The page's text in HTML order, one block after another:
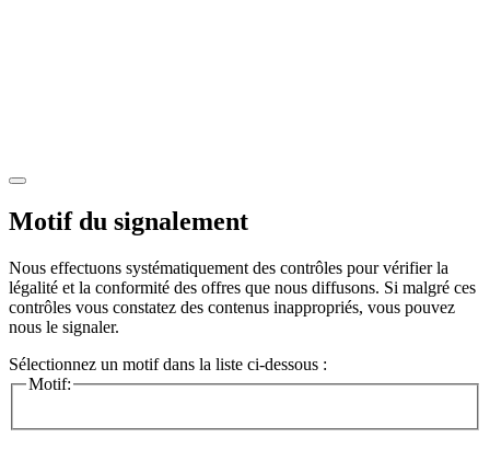
Motif du signalement
Nous effectuons systématiquement des contrôles pour vérifier la
légalité et la conformité des offres que nous diffusons. Si malgré ces
contrôles vous constatez des contenus inappropriés, vous pouvez
nous le signaler.
Sélectionnez un motif dans la liste ci-dessous :
Motif: